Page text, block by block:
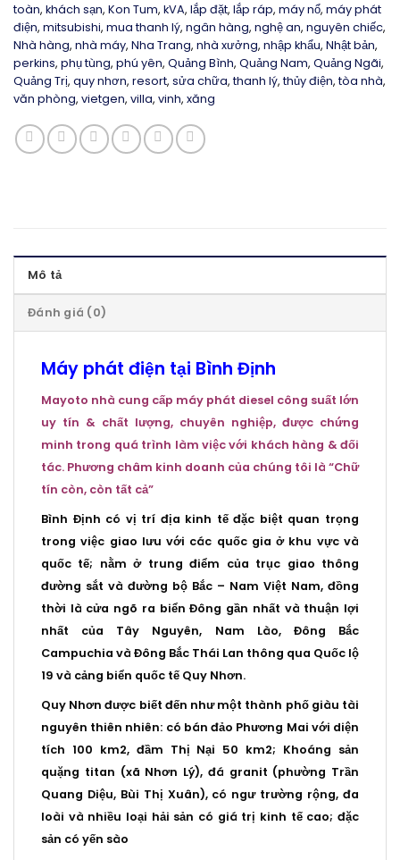
toàn, khách sạn, Kon Tum, kVA, lắp đặt, lắp ráp, máy nổ, máy phát
điện, mitsubishi, mua thanh lý, ngân hàng, nghệ an, nguyên chiếc,
Nhà hàng, nhà máy, Nha Trang, nhà xưởng, nhập khẩu, Nhật bản,
perkins, phụ tùng, phú yên, Quảng Bình, Quảng Nam, Quảng Ngãi,
Quảng Trị, quy nhơn, resort, sửa chữa,thanh lý,thủy điện,tòa nhà,
văn phòng, vietgen, villa, vinh, xăng
Mô tả
Đánh giá (0)
Máy phát điện tại Bình Định
Mayoto nhà cung cấp máy phát diesel công suất lớn
uy tín & chất lượng, chuyên nghiệp, được chứng
minh trong quá trình làm việc với khách hàng & đối
tác. Phương châm kinh doanh của chúng tôi là “Chữ
tín còn, còn tất cả”
Bình Định có vị trí địa kinh tế đặc biệt quan trọng
trong việc giao lưu với các quốc gia ở khu vực và
quốc tế; nằm ở trung điểm của trục giao thông
đường sắt và đường bộ Bắc – Nam Việt Nam, đồng
thời là cửa ngõ ra biển Đông gần nhất và thuận lợi
nhất của Tây Nguyên, Nam Lào, Đông Bắc
Campuchia và Đông Bắc Thái Lan thông qua Quốc lộ
19 và cảng biển quốc tế Quy Nhơn.
Quy Nhơn được biết đến như một thành phố giàu tài
nguyên thiên nhiên: có bán đảo Phương Mai với diện
tích 100 km2, đầm Thị Nại 50 km2; Khoáng sản
quặng titan (xã Nhơn Lý), đá granit (phường Trần
Quang Diệu, Bùi Thị Xuân), có ngư trường rộng, đa
loài và nhiều loại hải sản có giá trị kinh tế cao; đặc
sản có yến sào